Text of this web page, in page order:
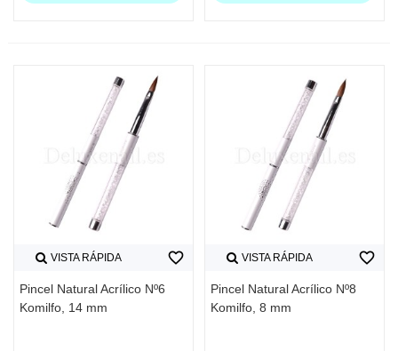
VISTA RÁPIDA
Pincel Natural Acrílico Nº6
Komilfo, 14 mm
favorite_border VISTA RÁPIDA
Pincel Natural Acrílico Nº8
Komilfo, 8 mm
favorite_border